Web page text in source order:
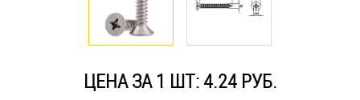
Саморезы и шурупы
ЦЕНА ЗА 1 ШТ: 4.24 РУБ.